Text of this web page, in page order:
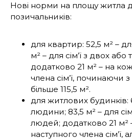
Нові норми на площу житла
позичальників:
для квартир: 52,5 м² –
м² – для сім’ї з двох
додатково 21 м² – на
члена сім’ї, починаючи
більше 115,5 м².
для житлових будинків:
людини; 83,5 м² – для
людей; додатково 21 м²
наступного члена сім’ї,